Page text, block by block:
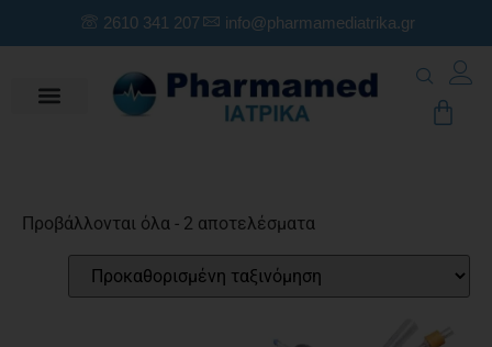
2610 341 207 info@pharmamediatrika.gr
Προβάλλονται όλα - 2 αποτελέσματα